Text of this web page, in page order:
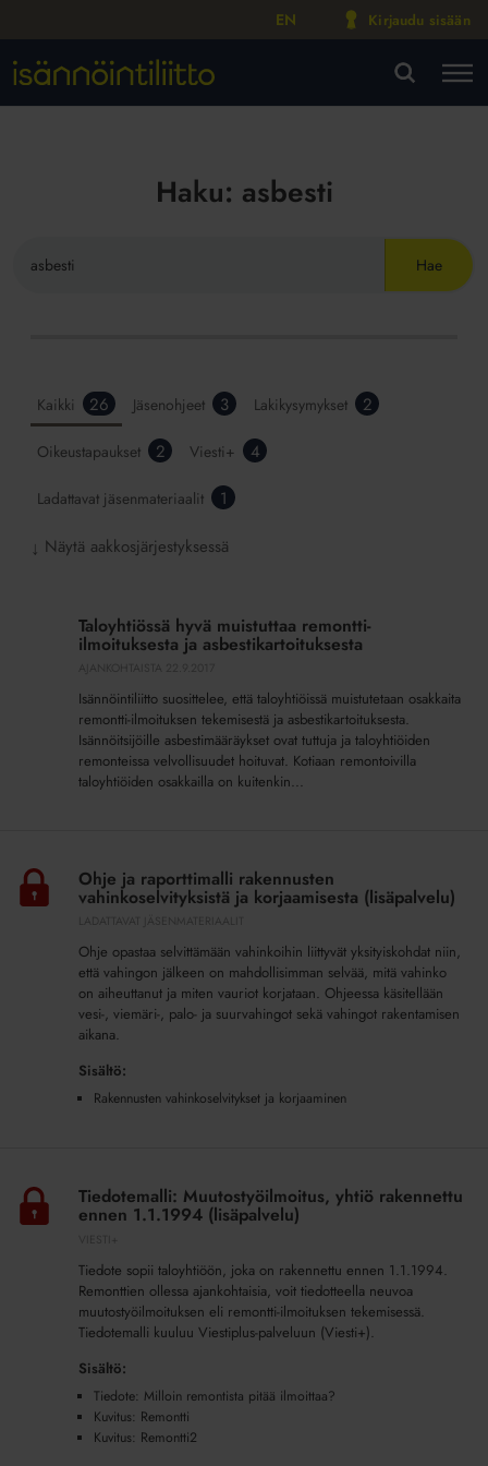
EN Kirjaudu sisään
Haku: asbesti
Hae
Hakutulokset
Isännöintiliitto.fi-
palvelusta
Kaikki 26 Jäsenohjeet 3 Lakikysymykset 2
Oikeustapaukset 2 Viesti+ 4
Ladattavat jäsenmateriaalit 1
↓ Näytä aakkosjärjestyksessä
asbestikartoituksesta
Taloyhtiössä hyvä muistuttaa remontti-
ilmoituksesta ja asbestikartoituksesta
Isännöintiliitto suosittelee, että taloyhtiöissä muistutetaan osakkaita
remontti-ilmoituksen tekemisestä ja asbestikartoituksesta.
Isännöitsijöille asbestimääräykset ovat tuttuja ja taloyhtiöiden
remonteissa velvollisuudet hoituvat. Kotiaan remontoivilla
taloyhtiöiden osakkailla on kuitenkin...
raporttimalli
korjaamisesta
Ohje ja raporttimalli rakennusten
vahinkoselvityksistä ja korjaamisesta (lisäpalvelu)
Ohje opastaa selvittämään vahinkoihin liittyvät yksityiskohdat niin,
että vahingon jälkeen on mahdollisimman selvää, mitä vahinko
on aiheuttanut ja miten vauriot korjataan. Ohjeessa käsitellään
vesi-, viemäri-, palo- ja suurvahingot sekä vahingot rakentamisen
aikana.
Sisältö:
Rakennusten vahinkoselvitykset ja korjaaminen
Muutostyöilmoitus,
yhtiö
rakennettu
Tiedotemalli: Muutostyöilmoitus, yhtiö rakennettu
ennen 1.1.1994 (lisäpalvelu)
Tiedote sopii taloyhtiöön, joka on rakennettu ennen 1.1.1994.
Remonttien ollessa ajankohtaisia, voit tiedotteella neuvoa
muutostyöilmoituksen eli remontti-ilmoituksen tekemisessä.
Tiedotemalli kuuluu Viestiplus-palveluun (Viesti+).
Sisältö:
Tiedote: Milloin remontista pitää ilmoittaa?
Kuvitus: Remontti
Kuvitus: Remontti2